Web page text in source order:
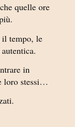
quelle ore
il tempo, le
in
loro stessi…